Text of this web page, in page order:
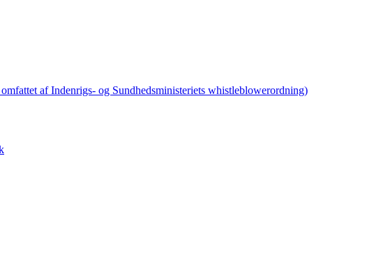
af Indenrigs- og Sundhedsministeriets whistleblowerordning)